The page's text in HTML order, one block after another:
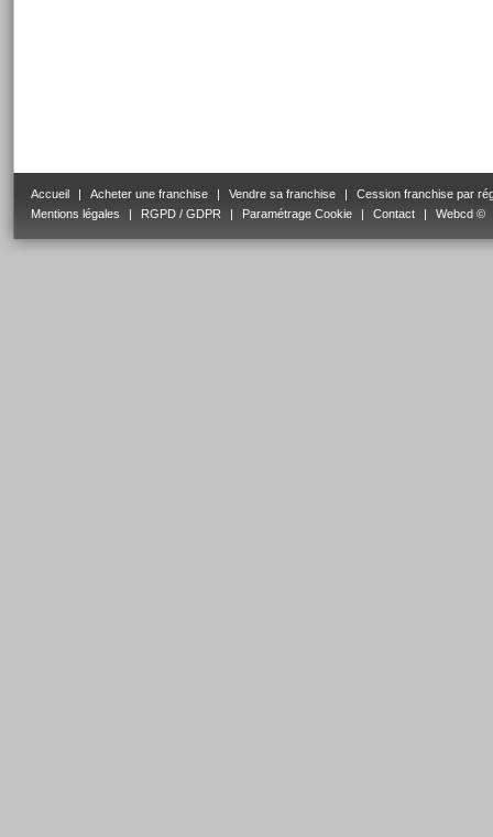
Accueil | Acheter une franchise | Vendre sa franchise |
Cession franchise par
Mentions légales
| RGPD / GDPR | Paramétrage Cookie | Contact | Webcd ©